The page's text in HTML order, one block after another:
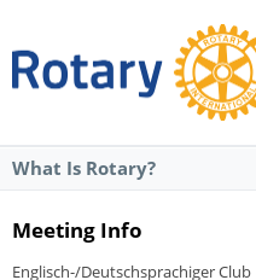
What Is Rotary?
Meeting Info
Englisch-/Deutschsprachiger Club